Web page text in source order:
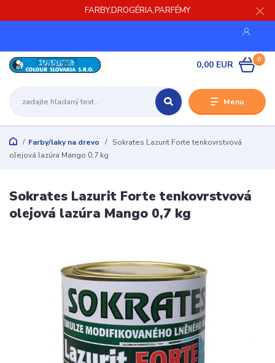
FARBY,DROGÉRIA,PARFÉMY
Menu
0
0,00 EUR
Farby/laky na drevo
Sokrates Lazurit Forte tenkovrstvová
olejová lazúra Mango 0,7 kg
Sokrates Lazurit Forte tenkovrstvová
olejová lazúra Mango 0,7 kg